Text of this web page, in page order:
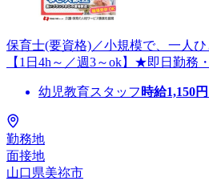
保育士(要資格)／小規模で、一人
【1日4h～／週3～ok】★即日勤務
幼児教育スタッフ 時給1,150
勤務地
面接地
山口県美祢市